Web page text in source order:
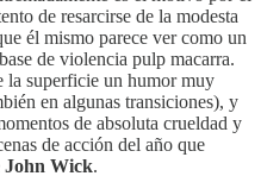
de resarcirse de la modesta
él mismo parece ver como un
de violencia pulp macarra.
la superficie un humor muy
en algunas transiciones), y
de absoluta crueldad y
de acción del año que
John Wick.